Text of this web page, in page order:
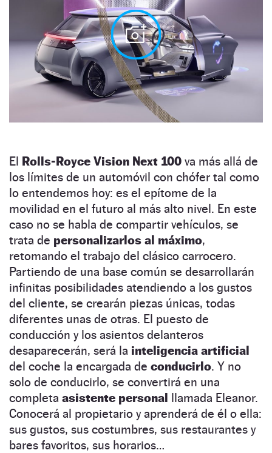
El Rolls-Royce Vision Next 100 va más allá de
los límites de un automóvil con chófer tal como
lo entendemos hoy: es el epítome de la
movilidad en el futuro al más alto nivel. En este
caso no se habla de compartir vehículos, se
trata de personalizarlos al máximo,
retomando el trabajo del clásico carrocero.
Partiendo de una base común se desarrollarán
infinitas posibilidades atendiendo a los gustos
del cliente, se crearán piezas únicas, todas
diferentes unas de otras. El puesto de
conducción y los asientos delanteros
desaparecerán, será la inteligencia artificial
del coche la encargada de conducirlo. Y no
solo de conducirlo, se convertirá en una
completa asistente personal llamada Eleanor.
Conocerá al propietario y aprenderá de él o ella:
sus gustos, sus costumbres, sus restaurantes y
bares favoritos, sus horarios…